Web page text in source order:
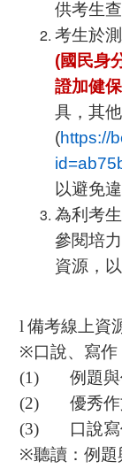
供考生查
考生於
(國民身
證加健
具，其
(https://
以避免
為利考
參閱培
資源，
l 備考線上資
※口說、寫作
(1)例題
(2)優秀
(3) 口說
※聽讀：例